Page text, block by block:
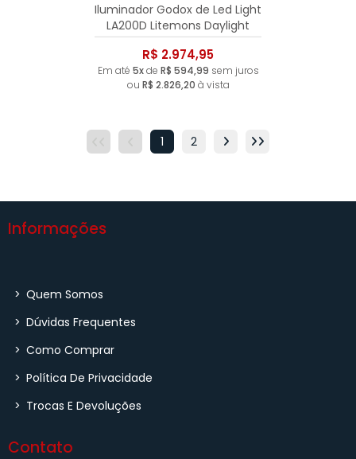
Iluminador Godox de Led Light
LA200D Litemons Daylight
R$ 2.974,95
Em até 5xde R$ 594,99 sem juros
ou R$ 2.826,20 à vista
1 2
Informações
> Quem Somos
> Dúvidas Frequentes
> Como Comprar
> Política De Privacidade
> Trocas E Devoluções
Contato